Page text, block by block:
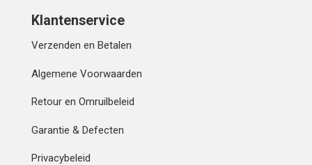
Klantenservice
Verzenden en Betalen
Algemene Voorwaarden
Retour en Omruilbeleid
Garantie & Defecten
Privacybeleid